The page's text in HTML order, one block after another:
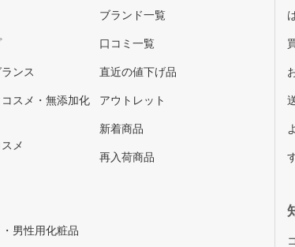
ンス
スメ・無添加化
メ
男性用化粧品
ブランド一覧
口コミ一覧
直近の値下げ品
アウトレット
新着商品
再入荷商品